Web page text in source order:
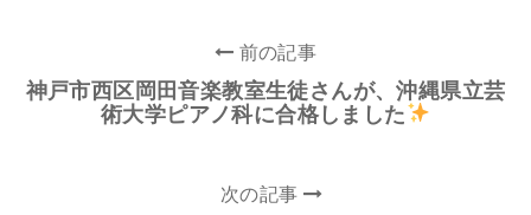
前の記事
神戸市西区岡田音楽教室生徒さんが、沖縄県立芸
術大学ピアノ科に合格しました
次の記事